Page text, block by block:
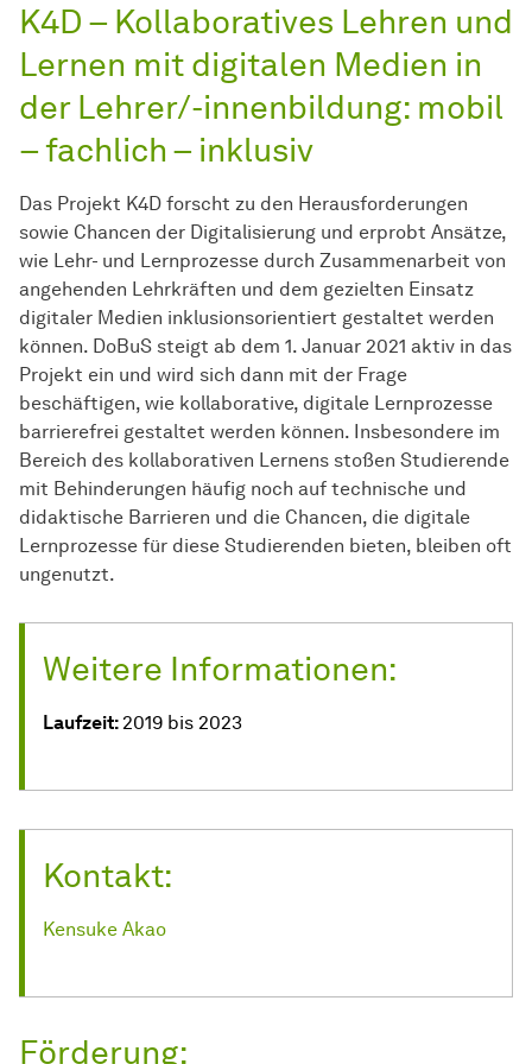
K4D – Kollaboratives Lehren und
Lernen mit digitalen Medien in
der Lehrer/-innenbildung: mobil
– fachlich – inklusiv
Das Projekt K4D forscht zu den Herausforderungen
sowie Chancen der Digitalisierung und erprobt Ansätze,
wie Lehr- und Lernprozesse durch Zusammenarbeit von
angehenden Lehrkräften und dem gezielten Einsatz
digitaler Medien inklusionsorientiert gestaltet werden
können. DoBuS steigt ab dem 1. Januar 2021 aktiv in das
Projekt ein und wird sich dann mit der Frage
beschäftigen, wie kollaborative, digitale Lernprozesse
barrierefrei gestaltet werden können. Insbesondere im
Bereich des kollaborativen Lernens stoßen Studierende
mit Behinderungen häufig noch auf technische und
didaktische Barrieren und die Chancen, die digitale
Lernprozesse für diese Studierenden bieten, bleiben oft
ungenutzt.
Weitere Informationen:
Laufzeit:2019 bis 2023
Kontakt:
Kensuke Akao
Förderung: